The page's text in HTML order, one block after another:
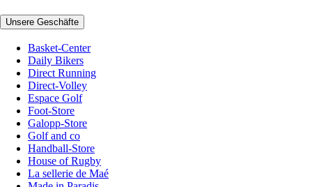
Unsere Geschäfte
Basket-Center
Daily Bikers
Direct Running
Direct-Volley
Espace Golf
Foot-Store
Galopp-Store
Golf and co
Handball-Store
House of Rugby
La sellerie de Maé